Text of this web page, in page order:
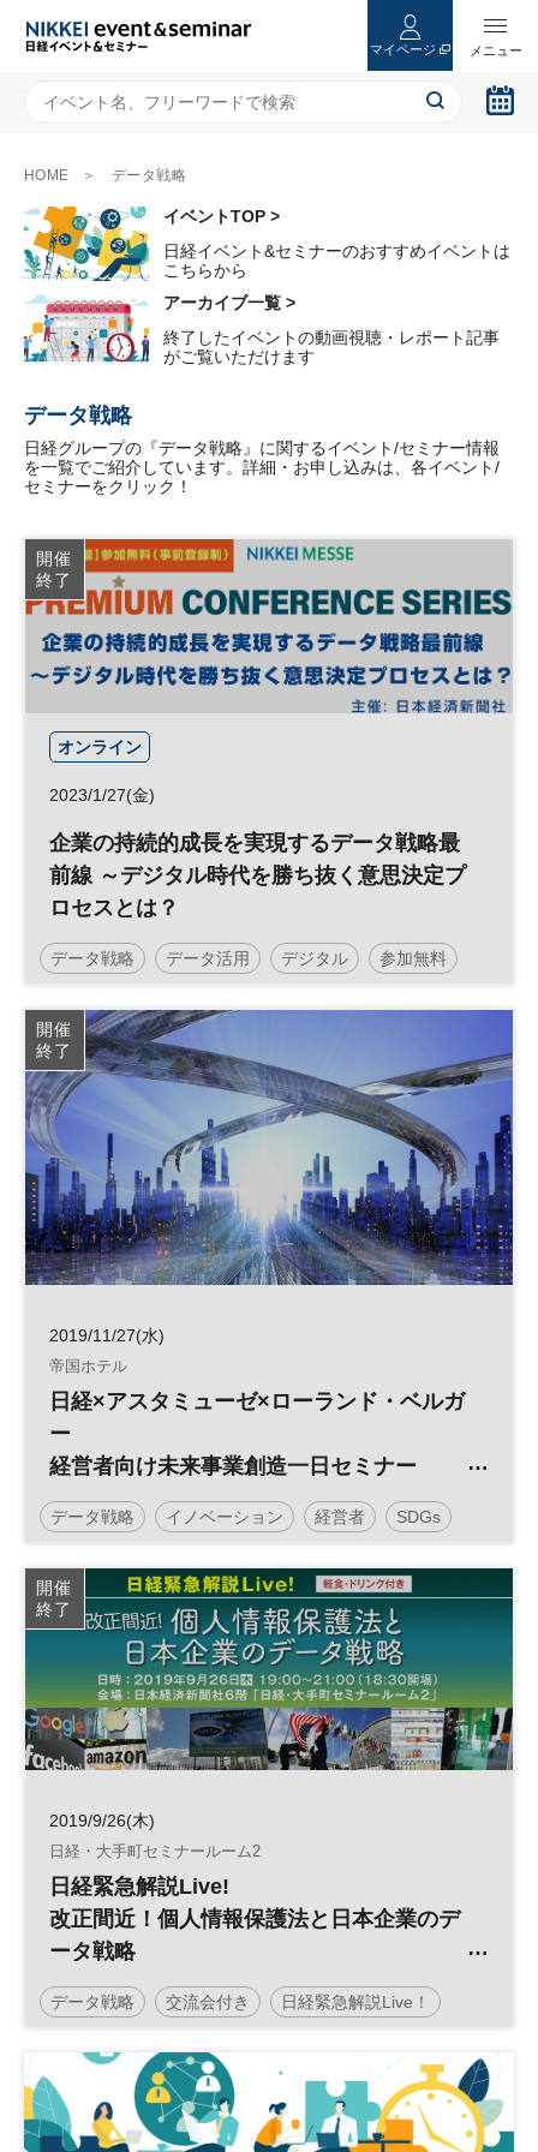
マイページ
HOME データ戦略
イベントTOP >
日経イベント&セミナーのおすすめイベントは
こちらから
アーカイブ一覧 >
終了したイベントの動画視聴・レポート記事
がご覧いただけます
データ戦略
日経グループの『データ戦略』に関するイベント/セミナー情報
を一覧でご紹介しています。詳細・お申し込みは、各イベント/
セミナーをクリック！
開催
終了
オンライン
2023/1/27(金)
企業の持続的成長を実現するデータ戦略最
前線 ～デジタル時代を勝ち抜く意思決定プ
ロセスとは？
データ戦略 データ活用 デジタル 参加無料
日経メッセプレミアム・カンファレンス・シリーズ
プレミアム・カンファレンス・シリーズ
開催
終了
2019/11/27(水)
帝国ホテル
日経×アスタミューゼ×ローランド・ベルガ
ー
経営者向け未来事業創造一日セミナー
データ戦略 イノベーション 経営者 SDGs
有料
データドリブン
開催
終了
2019/9/26(木)
日経・大手町セミナールーム2
日経緊急解説Live!
改正間近！個人情報保護法と日本企業のデ
ータ戦略
／日経ビジネススクール
データ戦略 交流会付き 日経緊急解説Live！
個人情報 日経ビジネススクール 平日夜開催